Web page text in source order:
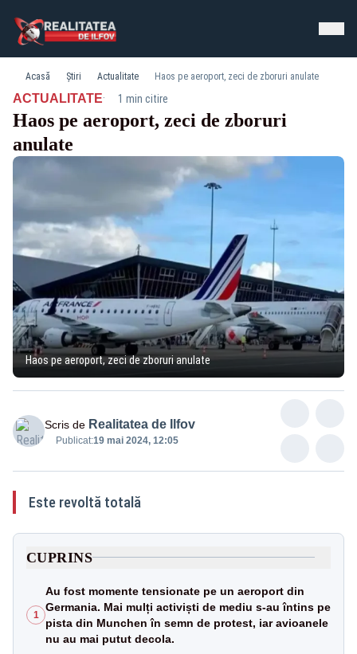
Acasă Știri Actualitate Haos pe aeroport, zeci de zboruri anulate
ACTUALITATE· 1 min citire
Haos pe aeroport, zeci de zboruri
anulate
Haos pe aeroport, zeci de zboruri anulate
Scris de Realitatea de Ilfov
Publicat:19 mai 2024, 12:05
Este revoltă totală
CUPRINS
1
Au fost momente tensionate pe un aeroport din
Germania. Mai mulți activiști de mediu s-au întins pe
pista din Munchen în semn de protest, iar avioanele
nu au mai putut decola.